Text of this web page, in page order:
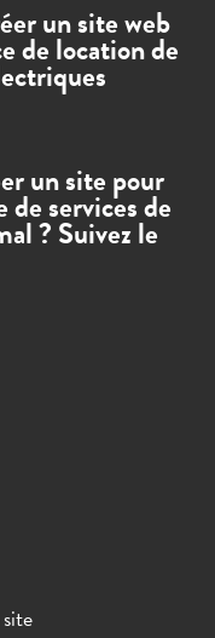
un site web
de location de
un site pour
services de
? Suivez le